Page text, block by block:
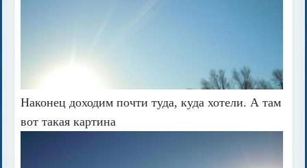
Наконец доходим почти туда, куда хотели. А там
вот такая картина